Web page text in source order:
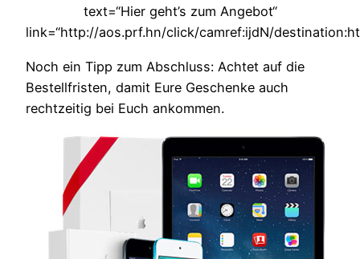
text=“Hier geht’s zum Angebot“
link=“http://aos.prf.hn/click/camref:ijdN/
Noch ein Tipp zum Abschluss: Achtet auf die
Bestellfristen, damit Eure Geschenke auch
rechtzeitig bei Euch ankommen.